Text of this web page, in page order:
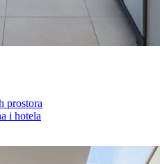
prostora
i hotela